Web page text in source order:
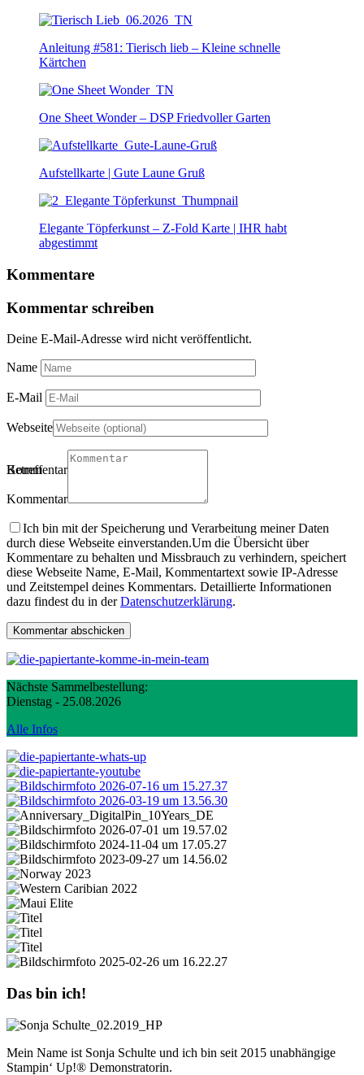
Anleitung #581: Tierisch lieb – Kleine schnelle
Kärtchen
One Sheet Wonder – DSP Friedvoller Garten
Aufstellkarte | Gute Laune Gruß
Elegante Töpferkunst – Z-Fold Karte | IHR habt
abgestimmt
Kommentare
Kommentar schreiben
Deine E-Mail-Adresse wird nicht veröffentlicht.
Name
E-Mail
Webseite
Betreff
Kommentartitel
Kommentar
Ich bin mit der Speicherung und Verarbeitung meiner Daten
durch diese Webseite einverstanden.Um die Übersicht über
Kommentare zu behalten und Missbrauch zu verhindern, speichert
diese Webseite Name, E-Mail, Kommentartext sowie IP-Adresse
und Zeitstempel deines Kommentars. Detaillierte Informationen
dazu findest du in derDatenschutzerklärung.
Nächste Sammelbestellung:
Dienstag - 25.08.2026
Alle Infos
Das bin ich!
Mein Name ist Sonja Schulte und ich bin seit 2015 unabhängige
Stampin‘ Up!® Demonstratorin.